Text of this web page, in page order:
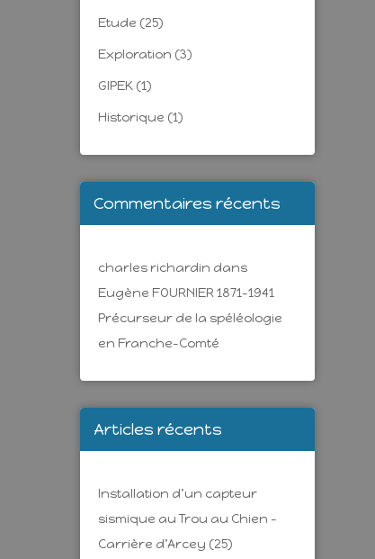
Etude (25)
Exploration (3)
GIPEK (1)
Historique (1)
Commentaires récents
charles richardin dans
Eugène FOURNIER 1871-1941
Précurseur de la spéléologie
en Franche-Comté
Articles récents
Installation d’un capteur
sismique au Trou au Chien –
Carrière d’Arcey (25)